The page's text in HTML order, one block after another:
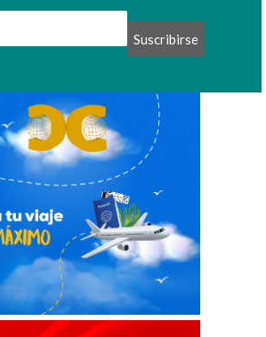
Suscribirse